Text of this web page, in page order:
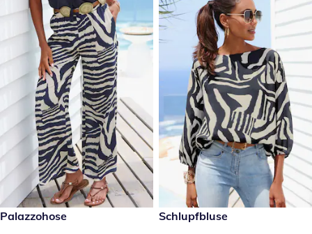
59,99 €
Sale
Palazzohose 49,99 €
Sale
Schlupfbluse